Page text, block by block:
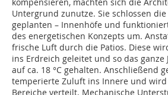
Untergrund zunutze. Sie schlossen
geplanten – Innenhöfe und
des energetischen Konzepts um.
frische Luft durch die Patios. Diese
ins Erdreich geleitet und so das ganze
auf ca. 18 °C gehalten. Anschließend
temperierte Zuluft ins Innere und
Bereiche verteilt. Mechanische